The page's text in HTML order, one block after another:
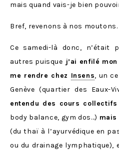
mais quand vais-je bien
Bref, revenons à nos moutons.
Ce samedi-là donc, n’était
autres puisque j’ai enfilé
me rendre chez Insens, un
Genève (quartier des Eaux-
entendu des cours collectifs
body balance, gym dos…) mais
(du thaï à l’ayurvédique en
ou du drainage